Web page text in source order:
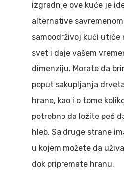
izgradnje ove kuće je
alternative
samoodrživoj kući utiče
svet i daje vašem
dimenziju. Morate da
poput sakupljanja
hrane, kao i o tome
potrebno da ložite peć
hleb. Sa druge strane
u kojem možete da
dok pripremate hranu.